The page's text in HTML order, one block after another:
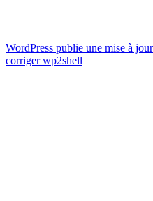
WordPress publie une mise à
corriger wp2shell